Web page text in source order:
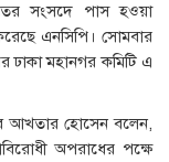
সংসদে পাস হওয়া
এনসিপি। সোমবার
ঢাকা মহানগর কমিটি এ
আখতার হোসেন বলেন,
অপরাধের পক্ষে